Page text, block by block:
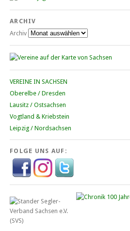
ARCHIV
Archiv
VEREINE IN SACHSEN
Oberelbe / Dresden
Lausitz / Ostsachsen
Vogtland & Kriebstein
Leipzig / Nordsachsen
FOLGE UNS AUF: